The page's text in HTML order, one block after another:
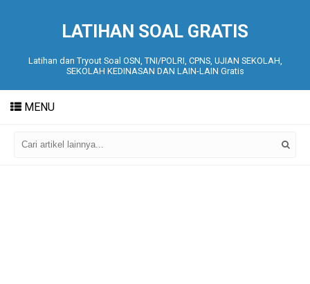
LATIHAN SOAL GRATIS
Latihan dan Tryout Soal OSN, TNI/POLRI, CPNS, UJIAN SEKOLAH,
SEKOLAH KEDINASAN DAN LAIN-LAIN Gratis
MENU